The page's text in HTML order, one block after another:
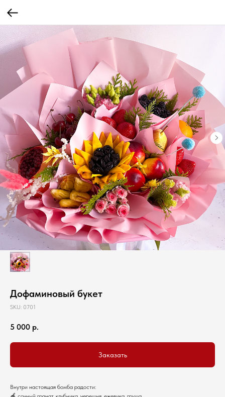
Дофаминовый букет
SKU: 0701
5 000 р.
Заказать
Внутри настоящая бомба радости: